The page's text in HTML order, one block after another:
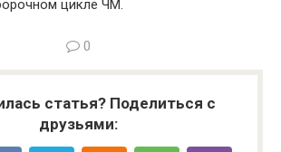
цикле ЧМ.
0
статья? Поделиться с
друзьями: